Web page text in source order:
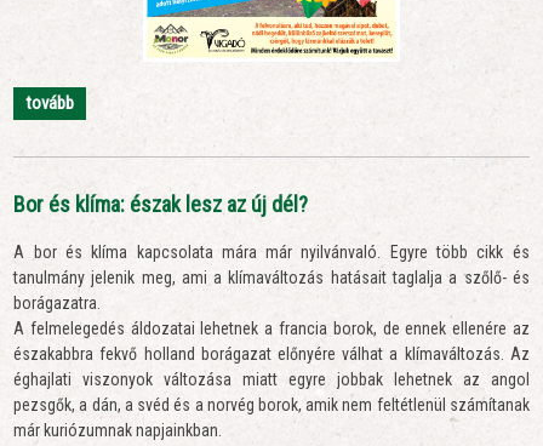
tovább
Bor és klíma: észak lesz az új dél?
A bor és klíma kapcsolata mára már nyilvánvaló. Egyre több cikk és
tanulmány jelenik meg, ami a klímaváltozás hatásait taglalja a szőlő- és
borágazatra.
A felmelegedés áldozatai lehetnek a francia borok, de ennek ellenére az
északabbra fekvő holland borágazat előnyére válhat a klímaváltozás. Az
éghajlati viszonyok változása miatt egyre jobbak lehetnek az angol
pezsgők, a dán, a svéd és a norvég borok, amik nem feltétlenül számítanak
már kuriózumnak napjainkban.